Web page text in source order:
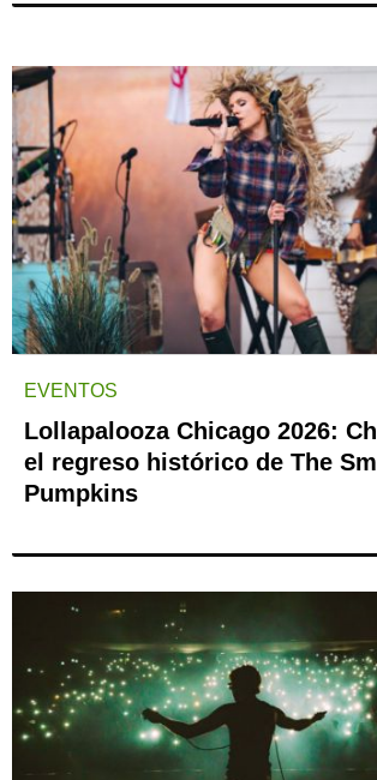
EVENTOS
Lollapalooza Chicago 2026:
el regreso histórico de The
Pumpkins